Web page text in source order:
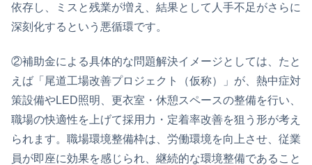
依存し、ミスと残業が増え、結果として人手不足がさらに
深刻化するという悪循環です。
②補助金による具体的な問題解決イメージとしては、たと
えば「尾道工場改善プロジェクト（仮称）」が、熱中症対
策設備やLED照明、更衣室・休憩スペースの整備を行い、
職場の快適性を上げて採用力・定着率改善を狙う形が考え
られます。職場環境整備枠は、労働環境を向上させ、従業
員が即座に効果を感じられ、継続的な環境整備であること